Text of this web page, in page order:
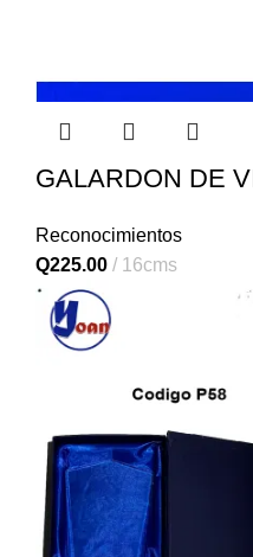
GALARDON DE
Reconocimientos
Q225.00 16cms